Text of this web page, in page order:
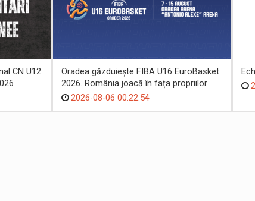
CN U12
Oradea găzduiește FIBA U16 EuroBasket
2026. România joacă în fața propriilor
suporteri
2026-08-06 00:22:54